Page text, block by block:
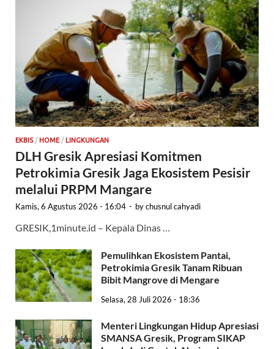
EKBIS/ HOME / LINGKUNGAN
DLH Gresik Apresiasi Komitmen
Petrokimia Gresik Jaga Ekosistem Pesisir
melalui PRPM Mangare
Kamis, 6 Agustus 2026 - 16:04 - bychusnul cahyadi
GRESIK,1minute.id – Kepala Dinas …
Pemulihkan Ekosistem Pantai,
Petrokimia Gresik Tanam Ribuan
Bibit Mangrove di Mengare
Selasa, 28 Juli 2026 - 18:36
Menteri Lingkungan Hidup Apresiasi
SMANSA Gresik, Program SIKAP